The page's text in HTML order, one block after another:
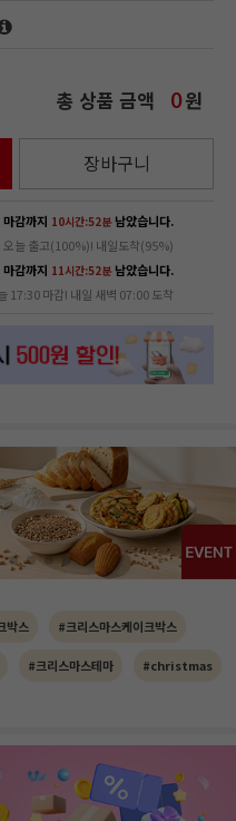
총 상품 금액 0원
장바구니
감까지 10시간:52분남았습니다.
오늘 출고(100%)! 내일도착(95%)
감까지 11시간:52분남았습니다.
17:30 마감! 내일 새벽 07:00 도착
박스 #크리스마스케이크박스
#크리스마스테마 #christmas